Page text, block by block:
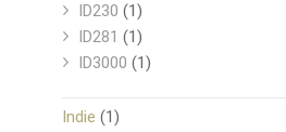
ID230 (1)
ID281 (1)
ID3000 (1)
Indie (1)